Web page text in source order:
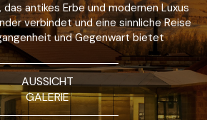
antikes Erbe und modernen Luxus
verbindet und eine sinnliche Reise
und Gegenwart bietet
AUSSICHT
GALERIE